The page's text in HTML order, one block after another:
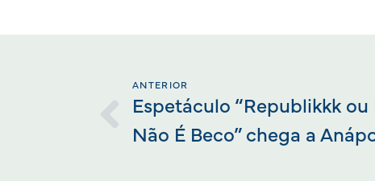
ANTERIOR
Espetáculo “Republikkk
Não É Beco” chega a